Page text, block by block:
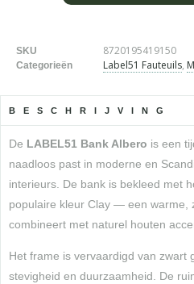
SKU 8720195419150
Categorieën Label51 Fauteuils,
BESCHRIJVING
De LABEL51 Bank Albero is een
naadloos past in moderne en
interieurs. De bank is bekleed met
populaire kleur Clay — een warme,
combineert met naturel houten
Het frame is vervaardigd van zwart
stevigheid en duurzaamheid. De